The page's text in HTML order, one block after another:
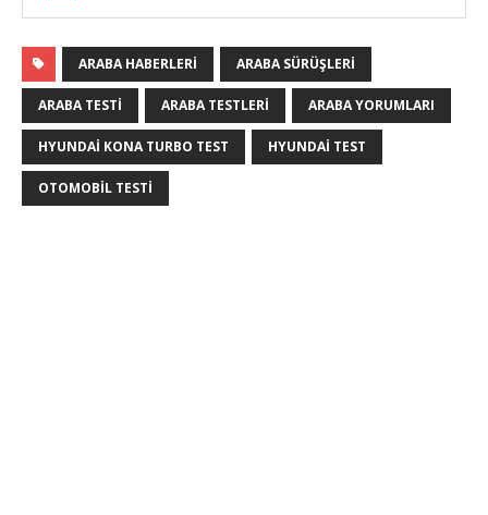
ARABA HABERLERI ARABA SÜRÜŞLERI
ARABA TESTI ARABA TESTLERI ARABA YORUMLARI
HYUNDAI KONA TURBO TEST HYUNDAI TEST
OTOMOBIL TESTI